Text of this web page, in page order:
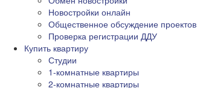
Новостройки онлайн
Общественное обсуждение проектов
Проверка регистрации ДДУ
Купить квартиру
Студии
1-комнатные квартиры
2-комнатные квартиры